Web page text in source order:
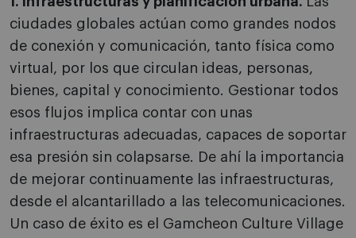
ciudades globales actúan como grandes nodos
de conexión y comunicación, tanto física como
virtual, por los que circulan ideas, personas,
bienes, capital y conocimiento. Gestionar todos
esos flujos implica contar con unas
infraestructuras adecuadas, capaces de soportar
esa presión sin colapsarse. De ahí la importancia
de mejorar continuamente las infraestructuras,
desde el alcantarillado a las telecomunicaciones.
Un caso de éxito es el Gamcheon Culture Village